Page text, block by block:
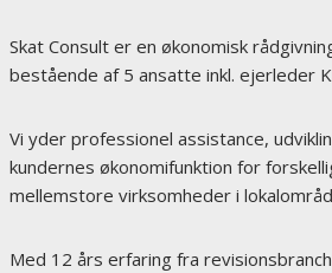
Skat Consult er en økonomisk
bestående af 5 ansatte inkl. ejerleder
Vi yder professionel assistance,
kundernes økonomifunktion for
mellemstore virksomheder i
Med 12 års erfaring fra